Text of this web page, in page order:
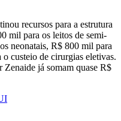
recursos para a estrutura
mil para os leitos de semi-
neonatais, R$ 800 mil para
custeio de cirurgias eletivas.
Zenaide já somam quase R$